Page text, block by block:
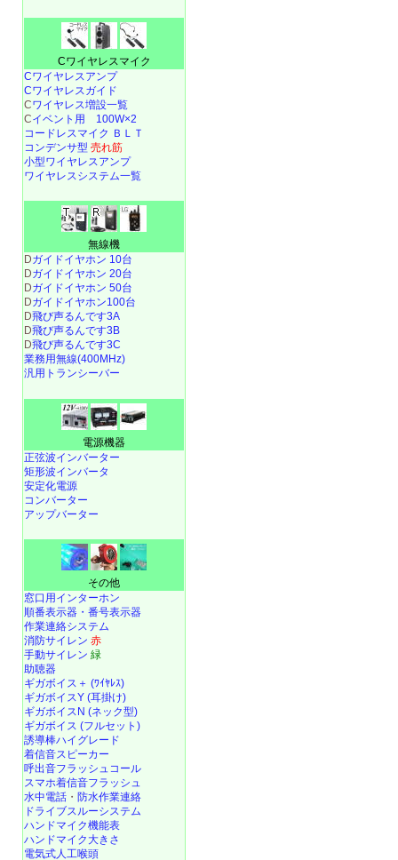
Cワイヤレスマイク
Cワイヤレスアンプ
Cワイヤレスガイド
Cワイヤレス増設一覧
Cイベント用 100W×2
コードレスマイク ＢＬＴ
コンデンサ型 売れ筋
小型ワイヤレスアンプ
ワイヤレスシステム一覧
無線機
Dガイドイヤホン 10台
Dガイドイヤホン 20台
Dガイドイヤホン 50台
Dガイドイヤホン100台
D飛び声るんです3A
D飛び声るんです3B
D飛び声るんです3C
業務用無線(400MHz)
汎用トランシーバー
電源機器
正弦波インバーター
矩形波インバータ
安定化電源
コンバーター
アップバーター
その他
窓口用インターホン
順番表示器・番号表示器
作業連絡システム
消防サイレン 赤
手動サイレン 緑
助聴器
ギガボイス＋ (ﾜｲﾔﾚｽ)
ギガボイスY (耳掛け)
ギガボイスN (ネック型)
ギガボイス (フルセット)
誘導棒ハイグレード
着信音スピーカー
呼出音フラッシュコール
スマホ着信音フラッシュ
水中電話 ・ 防水作業連絡
ドライブスルーシステム
ハンドマイク機能表
ハンドマイク大きさ
電気式人工喉頭